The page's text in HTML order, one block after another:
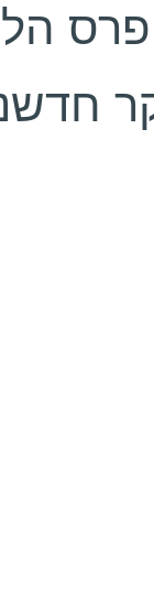
חדשני